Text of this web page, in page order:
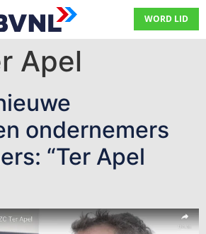
WORD LID
Apel
ondernemers
“Ter Apel